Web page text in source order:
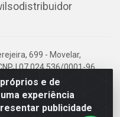
e de
experiência
publicidade
699 - Movelar,
07.024.536/0001-96